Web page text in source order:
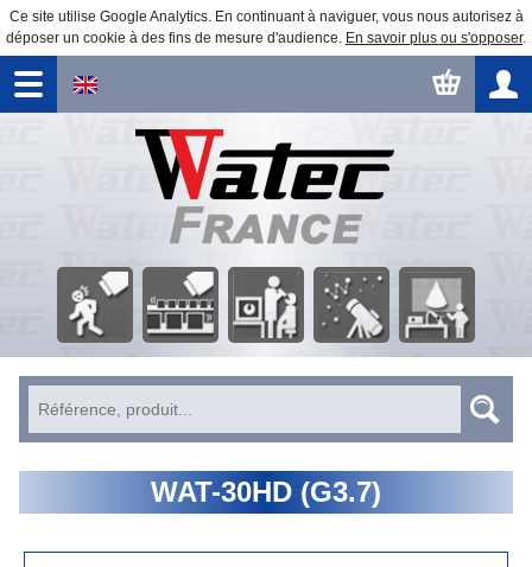
Ce site utilise Google Analytics. En continuant à naviguer, vous nous autorisez à
déposer un cookie à des fins de mesure d'audience. En savoir plus ou s'opposer.
Automatisme Éducation
WAT-30HD (G3.7)